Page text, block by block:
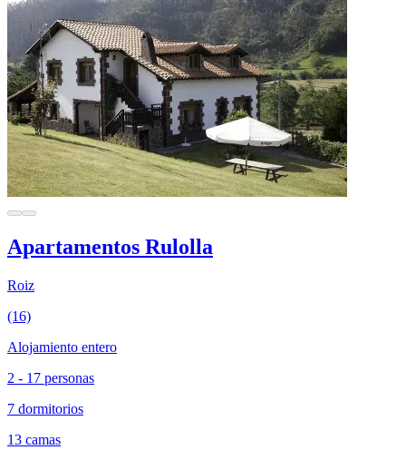
Apartamentos Rulolla
Roiz
(16)
Alojamiento entero
2 - 17 personas
7 dormitorios
13 camas